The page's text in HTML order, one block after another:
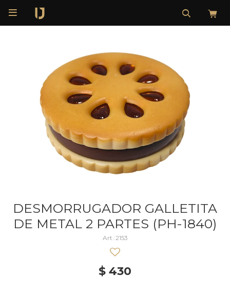

DESMORRUGADOR GALLETITA
DE METAL 2 PARTES (PH-1840)
2153
$ 430